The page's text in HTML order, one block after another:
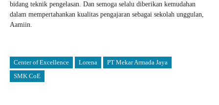
bidang teknik pengelasan. Dan semoga selalu diberikan kemudahan
dalam mempertahankan kualitas pengajaran sebagai sekolah unggulan,
Aamiin.
Center of Excellence Lorena
PT Mekar Armada Jaya
SMK CoE